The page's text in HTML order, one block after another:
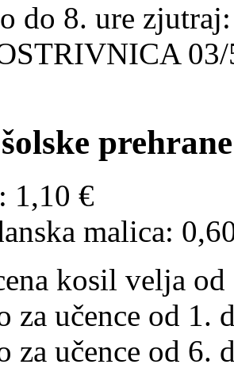
do 8. ure
prehrane
1,10 €
malica:
kosil velja
za učence od 1.
za učence od 6.